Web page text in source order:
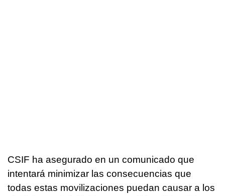
CSIF ha asegurado en un comunicado que
intentará minimizar las consecuencias que
todas estas movilizaciones puedan causar a los